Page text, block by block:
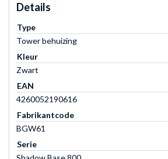
Details
Type
Tower behuizing
Kleur
Zwart
EAN
4260052190616
Fabrikantcode
BGW61
Serie